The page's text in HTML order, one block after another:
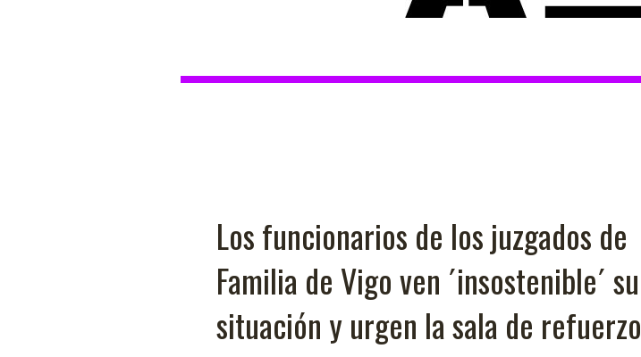
Los funcionarios de los juzgados de
Familia de Vigo ven ´insostenible´ su
situación y urgen la sala de refuerzo